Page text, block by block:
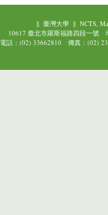
|| 臺灣大學|| NCTS,
10617 臺北市羅斯福路四段一號
電話：(02) 33662810 傳真：(02)